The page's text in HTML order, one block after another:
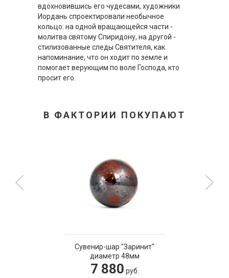
вдохновившись его чудесами, художники
Иордань спроектировали необычное
кольцо: на одной вращающейся части -
молитва святому Спиридону, на другой -
стилизованные следы Святителя, как
напоминание, что он ходит по земле и
помогает верующим по воле Господа, кто
просит его.
В ФАКТОРИИ ПОКУПАЮТ
Сувенир-шар "Заринит"
диаметр 48мм
7 880 руб.